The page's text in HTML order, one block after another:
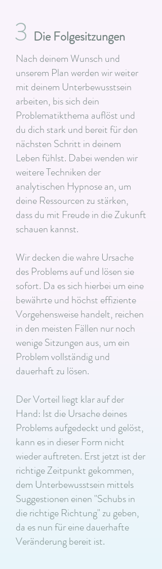
3 Die Folgesitzungen
Nach deinem Wunsch und
unserem Plan werden wir weiter
mit deinem Unterbewusstsein
arbeiten, bis sich dein
Problematikthema auflöst und
du dich stark und bereit für den
nächsten Schritt in deinem
Leben fühlst. Dabei wenden wir
weitere Techniken der
analytischen Hypnose an, um
deine Ressourcen zu stärken,
dass du mit Freude in die Zukunft
schauen kannst.
Wir decken die wahre Ursache
des Problems auf und lösen sie
sofort. Da es sich hierbei um eine
bewährte und höchst effiziente
Vorgehensweise handelt, reichen
in den meisten Fällen nur noch
wenige Sitzungen aus, um ein
Problem vollständig und
dauerhaft zu lösen.
Der Vorteil liegt klar auf der
Hand: Ist die Ursache deines
Problems aufgedeckt und gelöst,
kann es in dieser Form nicht
wieder auftreten. Erst jetzt ist der
richtige Zeitpunkt gekommen,
dem Unterbewusstsein mittels
Suggestionen einen "Schubs in
die richtige Richtung" zu geben,
da es nun für eine dauerhafte
Veränderung bereit ist.